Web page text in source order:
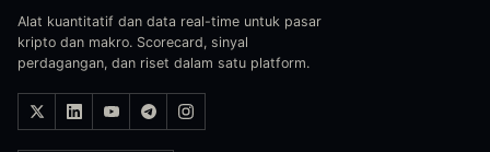
Alat kuantitatif dan data real-time untuk pasar
kripto dan makro. Scorecard, sinyal
perdagangan, dan riset dalam satu platform.